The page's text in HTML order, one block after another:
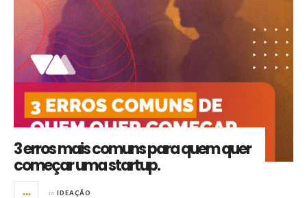
3 erros mais comuns para quem quer
começar uma startup.
in IDEAÇÃO